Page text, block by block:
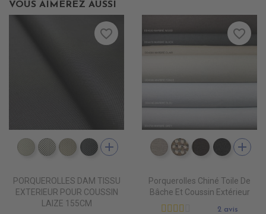
VOUS AIMEREZ AUSSI
DD5500 BLANC INFINI
DD5501 BLANC D'ARGENT
DD5502 ZEPHIR
DD5503 SMOKY
add
PORQUEROLLES DAM TISSU
EXTERIEUR POUR COUSSIN
LAIZE 155CM
favorite_border
DD4080 MARBRE
DD4090 MARBRE
DD4220DD4470
add
Porquerolles Chiné Toile De
Bâche Et Coussin Extérieur
2 avis
favorite_border